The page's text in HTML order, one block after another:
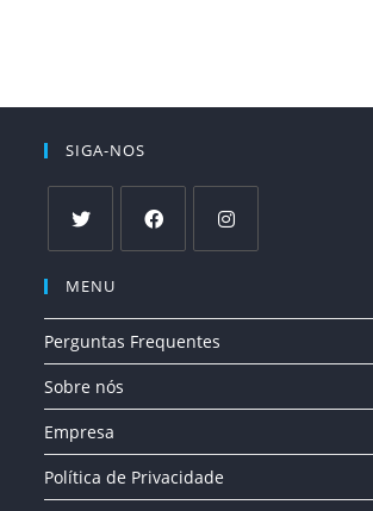
SIGA-NOS
em
uma
nova
aba
uma
nova
aba
uma
nova
MENU
Perguntas Frequentes
Sobre nós
Empresa
Política de Privacidade